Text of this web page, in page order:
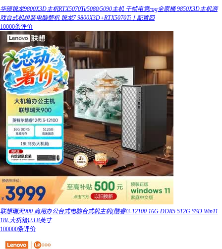
华硕锐龙9800X3D主机RTX5070Ti/5080/5090主机 千帧电竞rog全家桶 9850X3D主机游
戏台式机组装电脑整机 锐龙7 9800X3D+RTX5070Ti丨配置四
10000条评价
联想瑞天900 商用办公台式电脑台式机主机(酷睿i3-12100 16G DDR5 512G SSD Win11
18L大机箱)23.8英寸
100000条评价